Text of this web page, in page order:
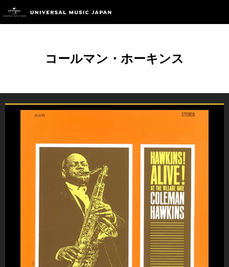
コールマン・ホーキンス